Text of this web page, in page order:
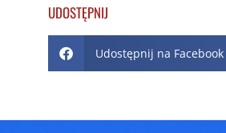
UDOSTĘPNIJ
Udostępnij na Facebook